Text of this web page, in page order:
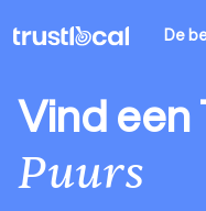
De
Vind een
Puurs